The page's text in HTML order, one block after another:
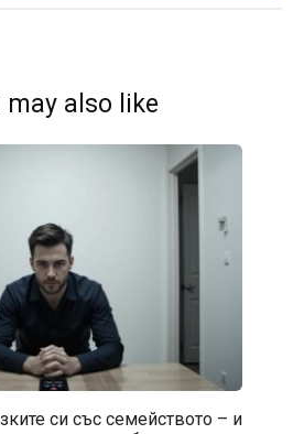
may also like
си със семейството – и